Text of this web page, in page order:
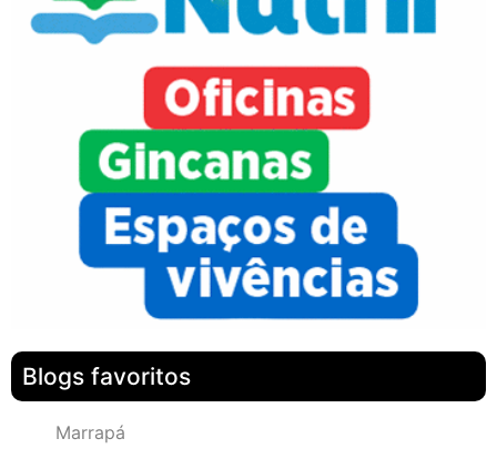
Blogs favoritos
Marrapá